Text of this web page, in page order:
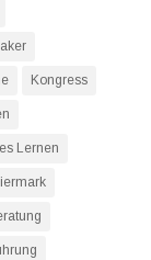
Kongress
Lernen